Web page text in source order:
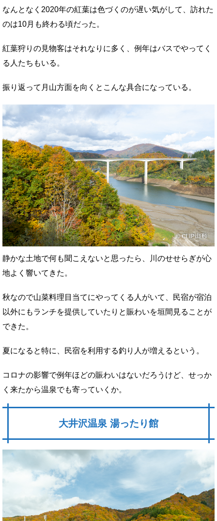
なんとなく2020年の紅葉は色づくのが遅い気がして、訪れた
のは10月も終わる頃だった。
紅葉狩りの見物客はそれなりに多く、例年はバスでやってく
る人たちもいる。
振り返って月山方面を向くとこんな具合になっている。
静かな土地で何も聞こえないと思ったら、川のせせらぎが心
地よく響いてきた。
秋なので山菜料理目当てにやってくる人がいて、民宿が宿泊
以外にもランチを提供していたりと賑わいを垣間見ることが
できた。
夏になると特に、民宿を利用する釣り人が増えるという。
コロナの影響で例年ほどの賑わいはないだろうけど、せっか
く来たから温泉でも寄っていくか。
大井沢温泉 湯ったり館